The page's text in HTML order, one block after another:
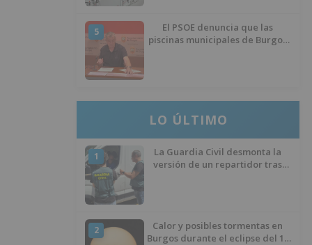
5
El PSOE denuncia que las
piscinas municipales de Burgos
LO ÚLTIMO
1
La Guardia Civil desmonta la
versión de un repartidor tras
2
Calor y posibles tormentas en
Burgos durante el eclipse del 12